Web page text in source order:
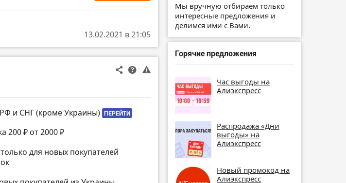
13.02.2021 в 21:05
и СНГ (кроме Украины) ПЕРЕЙТИ
200 ₽ от 2000 ₽
для новых покупателей
Мы вручную отбираем только
интересные предложения и
делимся ими с Вами.
Горячие предложения
Час выгоды на
Алиэкспресс
Распродажа «Дни
выгоды» на
Алиэкспресс
Новый промокод на
Алиэкспресс